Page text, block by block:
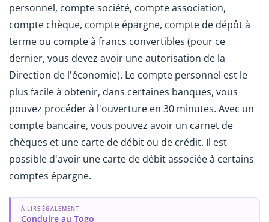
personnel, compte société, compte association,
compte chèque, compte épargne, compte de dépôt à
terme ou compte à francs convertibles (pour ce
dernier, vous devez avoir une autorisation de la
Direction de l'économie). Le compte personnel est le
plus facile à obtenir, dans certaines banques, vous
pouvez procéder à l'ouverture en 30 minutes. Avec un
compte bancaire, vous pouvez avoir un carnet de
chèques et une carte de débit ou de crédit. Il est
possible d'avoir une carte de débit associée à certains
comptes épargne.
À LIRE ÉGALEMENT
Conduire au Togo